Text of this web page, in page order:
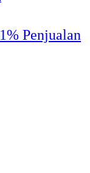
Penjualan